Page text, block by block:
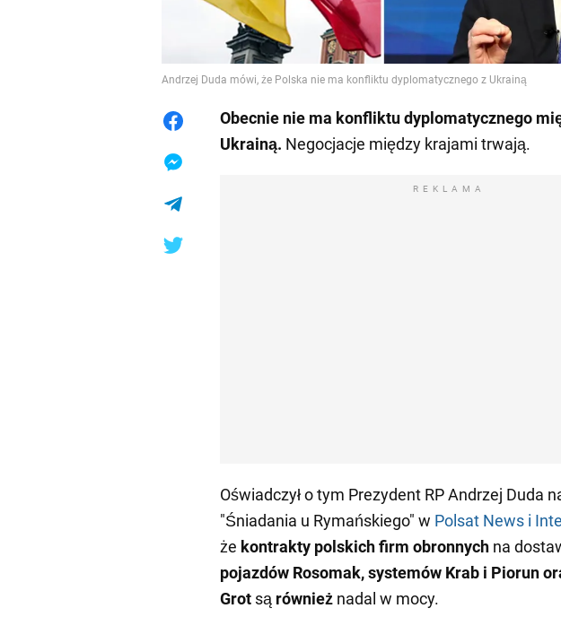
Andrzej Duda mówi, że Polska nie ma konfliktu dyplomatycznego z Ukrainą
Obecnie nie ma konfliktu dyplomatycznego
Ukrainą. Negocjacje między krajami trwają.
REKLAMA
Oświadczył o tym Prezydent RP Andrzej Duda
"Śniadania u Rymańskiego" w Polsat News i
że kontrakty polskich firm obronnych na
pojazdów Rosomak, systemów Krab i Piorun
Grot są również nadal w mocy.